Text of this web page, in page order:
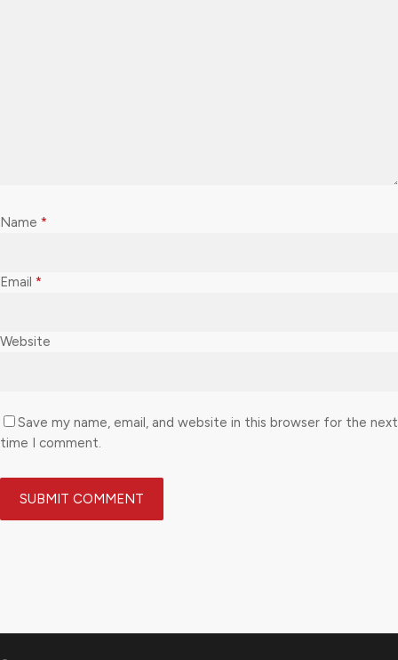
Name *
Email *
Website
Save my name, email, and website in this browser for the next
time I comment.